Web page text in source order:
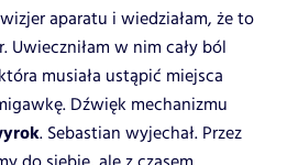
aparatu i wiedziałam, że to
w nim cały ból
musiała ustąpić miejsca
Dźwięk mechanizmu
. Sebastian wyjechał. Przez